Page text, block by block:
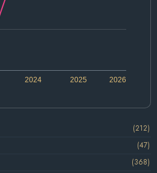
2025
2024 2026
(212)
(47)
(368)